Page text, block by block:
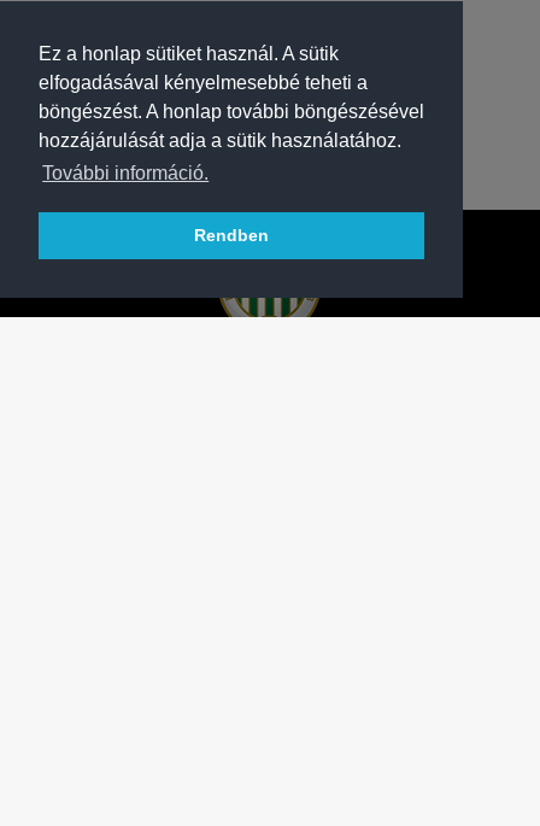
Ez a honlap sütiket használ. A sütik
elfogadásával kényelmesebbé teheti a
böngészést. A honlap további böngészésével
hozzájárulását adja a sütik használatához.
További információ.
Rendben